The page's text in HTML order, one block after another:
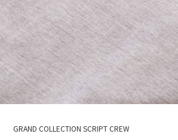
GRAND COLLECTION SCRIPT CREW